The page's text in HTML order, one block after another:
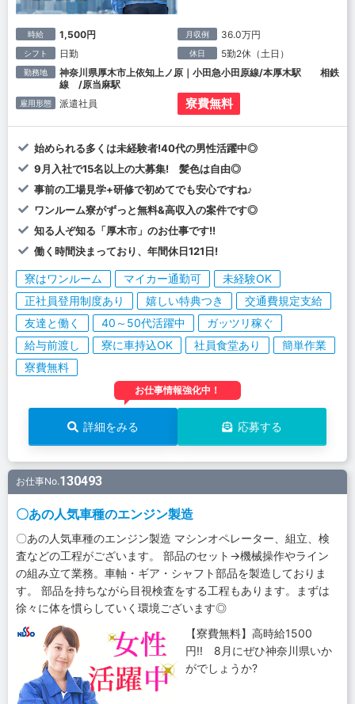
時給 1,500円 月収例 36.0万円
シフト 日勤 休日 5勤2休（土日）
勤務地
神奈川県厚木市上依知上ノ原｜小田急小田原線/本厚木駅 相鉄
線 /原当麻駅
雇用形態 派遣社員 寮費無料
始められる多くは未経験者!40代の男性活躍中◎
9月入社で15名以上の大募集! 髪色は自由◎
事前の工場見学+研修で初めてでも安心ですね♪
ワンルーム寮がずっと無料&高収入の案件です◎
知る人ぞ知る「厚木市」のお仕事です!!
働く時間決まっており、年間休日121日!
寮はワンルーム マイカー通勤可
未経験OK
正社員登用制度あり
嬉しい特典つき
交通費規定支給
友達と働く
40～50代活躍中
ガッツリ稼ぐ
給与前渡し
寮に車持込OK 社員食堂あり
簡単作業
寮費無料
お仕事情報強化中！
詳細をみる 応募する
お仕事No.130493
〇あの人気車種のエンジン製造
〇あの人気車種のエンジン製造 マシンオペレーター、組立、検
査などの工程がございます。 部品のセット→機械操作やライン
の組み立て業務。車軸・ギア・シャフト部品を製造しておりま
す。 部品を持ちながら目視検査をする工程もあります。まずは
徐々に体を慣らしていく環境ございます◎
【寮費無料】高時給1500
円!! 8月にぜひ神奈川県いか
がでしょうか?